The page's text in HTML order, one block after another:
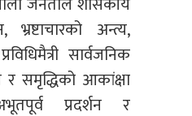
भ्रष्टाचारको अन्त्य,
सार्वजनिक
र समृद्धिको आकांक्षा
प्रदर्शन र